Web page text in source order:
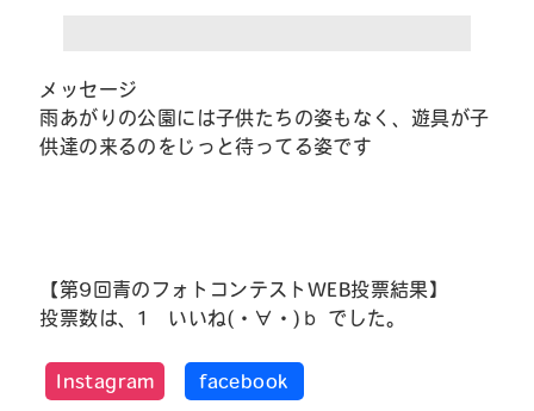
メッセージ
雨あがりの公園には子供たちの姿もなく、遊具が子
供達の来るのをじっと待ってる姿です
【第9回青のフォトコンテストWEB投票結果】
投票数は、1 いいね(・∀・)ｂ でした。
Instagram facebook